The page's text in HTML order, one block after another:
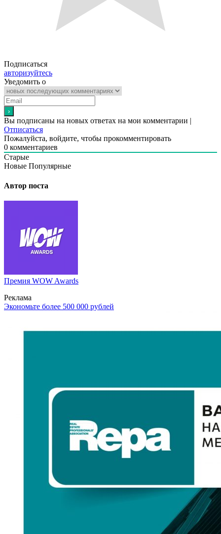
Подписаться
авторизуйтесь
Уведомить о
Вы подписаны на новых ответах на мои комментарии |
Отписаться
Пожалуйста, войдите, чтобы прокомментировать
0 комментариев
Старые
Новые Популярные
Автор поста
Премия WOW Awards
Реклама
Экономьте более 500 000 рублей